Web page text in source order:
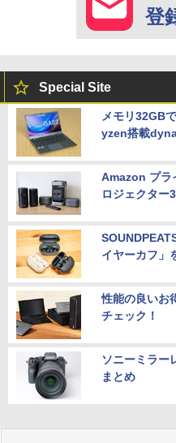
登
Special Site
メモリ32GB
yzen搭載
Amazon プラ
ロジェクター
イヤーカフ」
性能の良いお
チェック！
ソニーミラー
まとめ